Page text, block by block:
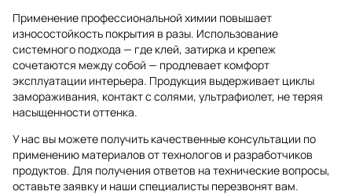
Применение профессиональной химии повышает
износостойкость покрытия в разы. Использование
системного подхода — где клей, затирка и крепеж
сочетаются между собой — продлевает комфорт
эксплуатации интерьера. Продукция выдерживает циклы
замораживания, контакт с солями, ультрафиолет, не теряя
насыщенности оттенка.
У нас вы можете получить качественные консультации по
применению материалов от технологов и разработчиков
продуктов. Для получения ответов на технические вопросы,
оставьте заявку и наши специалисты перезвонят вам.